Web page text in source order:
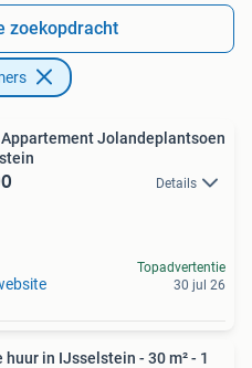
zoekopdracht
Appartement Jolandeplantsoen
Details
Topadvertentie
30 jul 26
huur in IJsselstein - 30 m² - 1